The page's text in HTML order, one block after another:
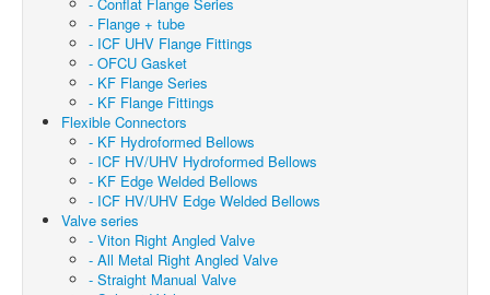
- Conflat Flange Series
- Flange + tube
- ICF UHV Flange Fittings
- OFCU Gasket
- KF Flange Series
- KF Flange Fittings
Flexible Connectors
- KF Hydroformed Bellows
- ICF HV/UHV Hydroformed Bellows
- KF Edge Welded Bellows
- ICF HV/UHV Edge Welded Bellows
Valve series
- Viton Right Angled Valve
- All Metal Right Angled Valve
- Straight Manual Valve